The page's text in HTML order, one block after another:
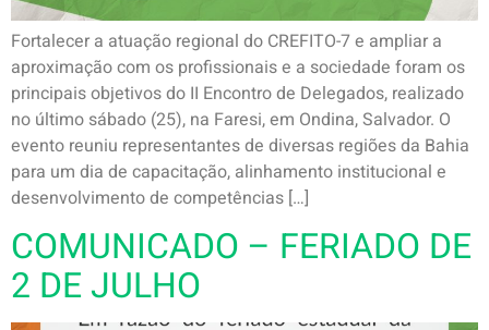
Fortalecer a atuação regional do CREFITO-7 e ampliar a
aproximação com os profissionais e a sociedade foram os
principais objetivos do II Encontro de Delegados, realizado
no último sábado (25), na Faresi, em Ondina, Salvador. O
evento reuniu representantes de diversas regiões da Bahia
para um dia de capacitação, alinhamento institucional e
desenvolvimento de competências […]
COMUNICADO – FERIADO DE
2 DE JULHO